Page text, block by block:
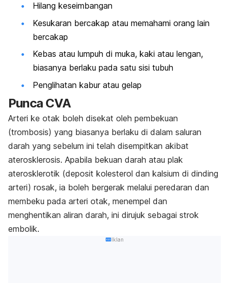
Hilang keseimbangan
Kesukaran bercakap atau memahami orang lain
bercakap
Kebas atau lumpuh di muka, kaki atau lengan,
biasanya berlaku pada satu sisi tubuh
Penglihatan kabur atau gelap
Punca CVA
Arteri ke otak boleh disekat oleh pembekuan
(trombosis) yang biasanya berlaku di dalam saluran
darah yang sebelum ini telah disempitkan akibat
aterosklerosis. Apabila bekuan darah atau plak
aterosklerotik (deposit kolesterol dan kalsium di dinding
arteri) rosak, ia boleh bergerak melalui peredaran dan
membeku pada arteri otak, menempel dan
menghentikan aliran darah, ini dirujuk sebagai strok
embolik.
Iklan